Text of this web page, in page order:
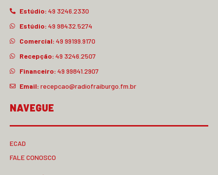
Estúdio: 49 3246.2330
Estúdio: 49 98432.5274
Comercial: 49 99199.9170
Recepção: 49 3246.2507
Financeiro: 49 99841.2907
Email: recepcao@radiofraiburgo.fm.br
NAVEGUE
ECAD
FALE CONOSCO